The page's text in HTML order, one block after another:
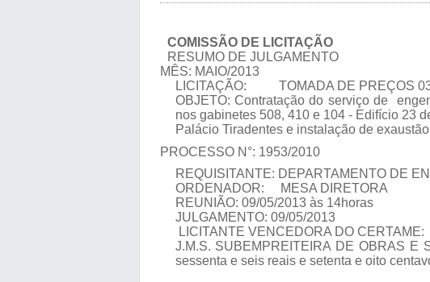
COMISSÃO DE LICITAÇÃO
RESUMO DE JULGAMENTO
MÊS: MAIO/2013
LICITAÇÃO: TOMADA DE PREÇOS
OBJETO: Contratação do serviço de
nos gabinetes 508, 410 e 104 - Edifício 23
Palácio Tiradentes e instalação de
PROCESSO N°: 1953/2010
REQUISITANTE: DEPARTAMENTO DE
ORDENADOR: MESA DIRETORA
REUNIÃO: 09/05/2013 às 14horas
JULGAMENTO: 09/05/2013
LICITANTE VENCEDORA DO CERTAME:
J.M.S. SUBEMPREITEIRA DE OBRAS E
sessenta e seis reais e setenta e oito